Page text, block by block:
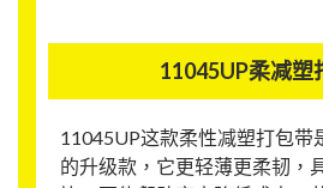
11045UP柔减塑
11045UP这款柔性减塑打包带
的升级款，它更轻薄更柔韧，